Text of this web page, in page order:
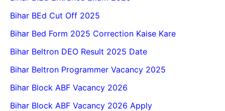
Bihar BEd Cut Off 2025
Bihar Bed Form 2025 Correction Kaise Kare
Bihar Beltron DEO Result 2025 Date
Bihar Beltron Programmer Vacancy 2025
Bihar Block ABF Vacancy 2026
Bihar Block ABF Vacancy 2026 Apply